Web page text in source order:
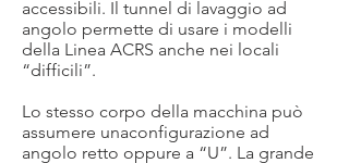
accessibili. Il tunnel di lavaggio ad
angolo permette di usare i modelli
della Linea ACRS anche nei locali
“difficili”.
Lo stesso corpo della macchina può
assumere unaconfigurazione ad
angolo retto oppure a “U”. La grande